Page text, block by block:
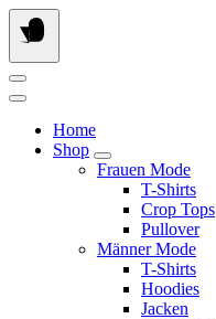
Springe
zum
Inhalt
Home
Shop
Frauen Mode
T-Shirts
Crop Tops
Pullover
Männer Mode
T-Shirts
Hoodies
Jacken